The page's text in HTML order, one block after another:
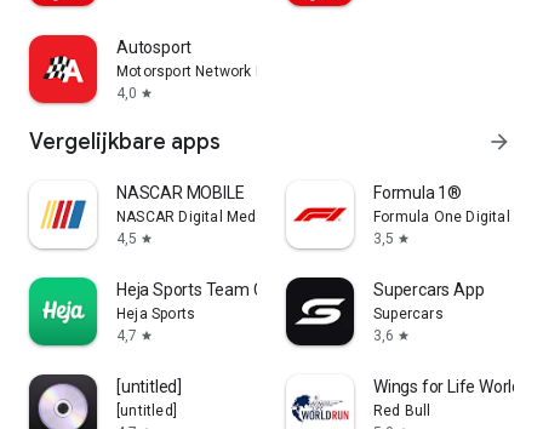
Autosport
Motorsport Network Media UK Ltd
4,0 star
Vergelijkbare apps arrow_forward
NASCAR MOBILE
NASCAR Digital Media, LLC.
4,5 star
Formula 1®
Formula One Digital
3,5 star
Heja Sports Team Communication
Heja Sports
4,7 star
Supercars App
Supercars
3,6 star
[untitled]
[untitled]
Wings for Life World
Red Bull